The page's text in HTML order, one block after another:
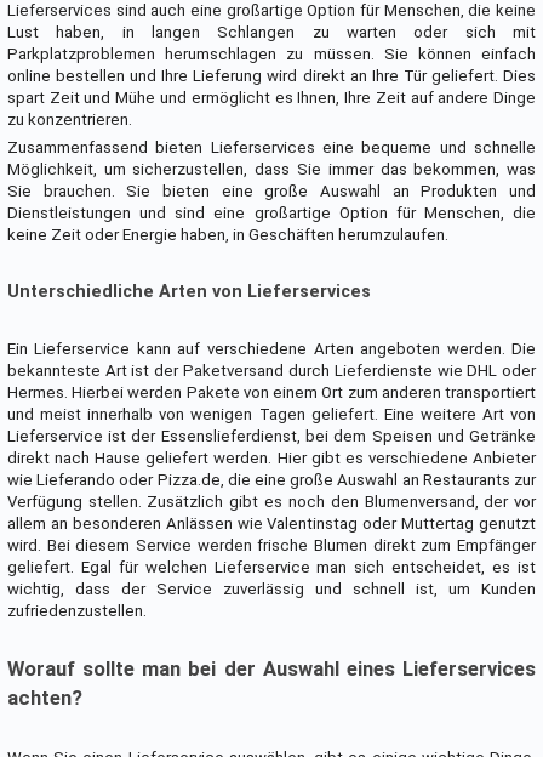
Lieferservices sind auch eine großartige Option für Menschen, die keine
Lust haben, in langen Schlangen zu warten oder sich mit
Parkplatzproblemen herumschlagen zu müssen. Sie können einfach
online bestellen und Ihre Lieferung wird direkt an Ihre Tür geliefert. Dies
spart Zeit und Mühe und ermöglicht es Ihnen, Ihre Zeit auf andere Dinge
zu konzentrieren.
Zusammenfassend bieten Lieferservices eine bequeme und schnelle
Möglichkeit, um sicherzustellen, dass Sie immer das bekommen, was
Sie brauchen. Sie bieten eine große Auswahl an Produkten und
Dienstleistungen und sind eine großartige Option für Menschen, die
keine Zeit oder Energie haben, in Geschäften herumzulaufen.
Unterschiedliche Arten von Lieferservices
Ein Lieferservice kann auf verschiedene Arten angeboten werden. Die
bekannteste Art ist der Paketversand durch Lieferdienste wie DHL oder
Hermes. Hierbei werden Pakete von einem Ort zum anderen transportiert
und meist innerhalb von wenigen Tagen geliefert. Eine weitere Art von
Lieferservice ist der Essenslieferdienst, bei dem Speisen und Getränke
direkt nach Hause geliefert werden. Hier gibt es verschiedene Anbieter
wie Lieferando oder Pizza.de, die eine große Auswahl an Restaurants zur
Verfügung stellen. Zusätzlich gibt es noch den Blumenversand, der vor
allem an besonderen Anlässen wie Valentinstag oder Muttertag genutzt
wird. Bei diesem Service werden frische Blumen direkt zum Empfänger
geliefert. Egal für welchen Lieferservice man sich entscheidet, es ist
wichtig, dass der Service zuverlässig und schnell ist, um Kunden
zufriedenzustellen.
Worauf sollte man bei der Auswahl eines Lieferservices
achten?